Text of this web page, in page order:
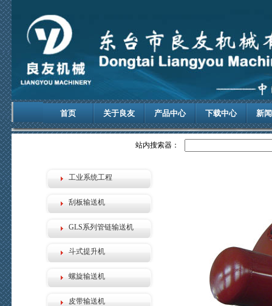
首页 关于良友 产品中心 下载中心 新
站内搜索器：
工业系统工程
刮板输送机
GLS系列管链输送机
斗式提升机
螺旋输送机
皮带输送机